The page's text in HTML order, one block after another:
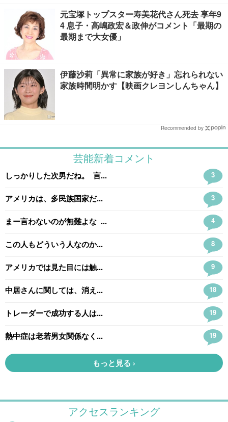
元宝塚トップスター寿美花代さん死去 享年9
4 息子・高嶋政宏＆政伸がコメント「最期の
最期まで大女優」
伊藤沙莉「異常に家族が好き」忘れられない
家族時間明かす【映画クレヨンしんちゃん】
Recommended by
アクセスランキング